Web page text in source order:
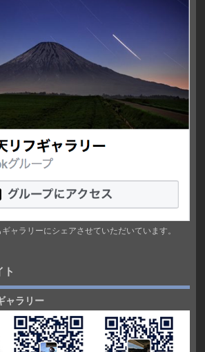
ャラリーにシェアさせていただいています。
ャラリー